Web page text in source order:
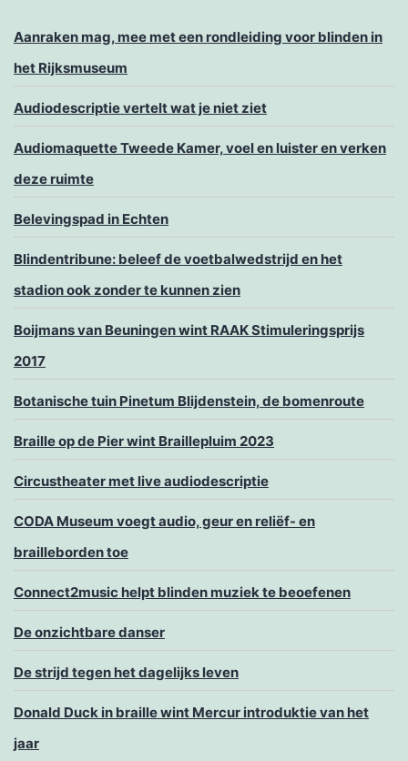
Aanraken mag, mee met een rondleiding voor blinden in
het Rijksmuseum
Audiodescriptie vertelt wat je niet ziet
Audiomaquette Tweede Kamer, voel en luister en verken
deze ruimte
Belevingspad in Echten
Blindentribune: beleef de voetbalwedstrijd en het
stadion ook zonder te kunnen zien
Boijmans van Beuningen wint RAAK Stimuleringsprijs
2017
Botanische tuin Pinetum Blijdenstein, de bomenroute
Braille op de Pier wint Braillepluim 2023
Circustheater met live audiodescriptie
CODA Museum voegt audio, geur en reliëf- en
brailleborden toe
Connect2music helpt blinden muziek te beoefenen
De onzichtbare danser
De strijd tegen het dagelijks leven
Donald Duck in braille wint Mercur introduktie van het
jaar